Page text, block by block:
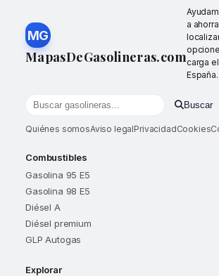
MG
MapasDeGasolineras.com
a
carga
España.
Buscar gasolineras por localidad o provincia
Buscar
Quiénes somosAviso legalPrivacidadCookies
Combustibles
Gasolina 95 E5
Gasolina 98 E5
Diésel A
Diésel premium
GLP Autogas
Explorar